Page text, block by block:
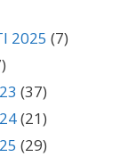
2025 (7)
(37)
(21)
(29)